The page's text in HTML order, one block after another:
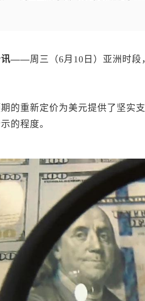
讯——周三（6月10日）亚洲时段
的重新定价为美元提供了坚实
的程度。